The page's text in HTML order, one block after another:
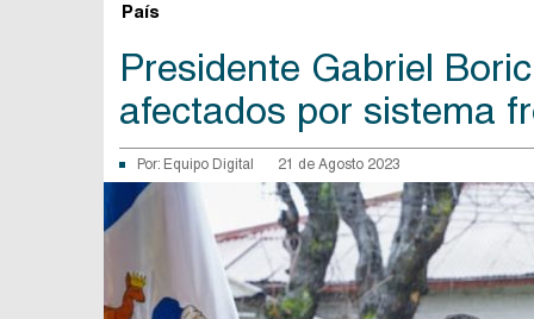
País
Presidente Gabriel
afectados por sistema
Por: Equipo Digital 21 de Agosto 2023